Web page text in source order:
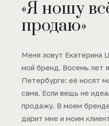
«Я ношу
продаю»
Меня зовут Екатерина
мой бренд. Восемь лет
Петербурге: её носят
сама. Если вещь не
продажу. В моем
дарит мне и моим